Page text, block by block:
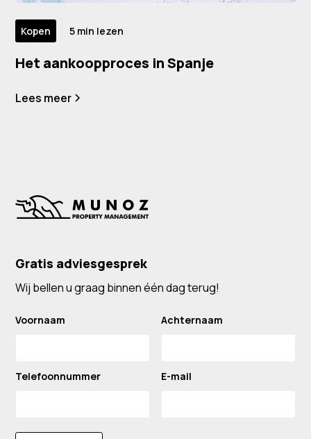
Kopen 5 min lezen
Het aankoopproces in Spanje
Lees meer
Gratis adviesgesprek
Wij bellen u graag binnen één dag terug!
Voornaam Achternaam
Telefoonnummer E-mail